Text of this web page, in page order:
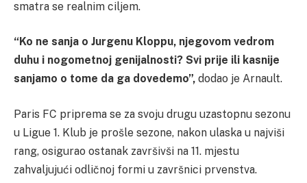
smatra se realnim ciljem.
“Ko ne sanja o Jurgenu Kloppu, njegovom vedrom
duhu i nogometnoj genijalnosti? Svi prije ili kasnije
sanjamo o tome da ga dovedemo”, dodao je Arnault.
Paris FC priprema se za svoju drugu uzastopnu sezonu
u Ligue 1. Klub je prošle sezone, nakon ulaska u najviši
rang, osigurao ostanak završivši na 11. mjestu
zahvaljujući odličnoj formi u završnici prvenstva.